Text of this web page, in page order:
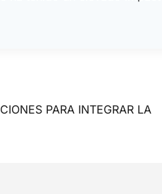
PARA INTEGRAR LA